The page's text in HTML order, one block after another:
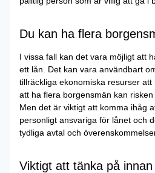
Du kan ha flera
I vissa fall kan det vara möjligt att
ett lån. Det kan vara användbart
tillräckliga ekonomiska resurser
att ha flera borgensmän kan risken
Men det är viktigt att komma ihåg
personligt ansvariga för lånet och
tydliga avtal och
Viktigt att tänka på